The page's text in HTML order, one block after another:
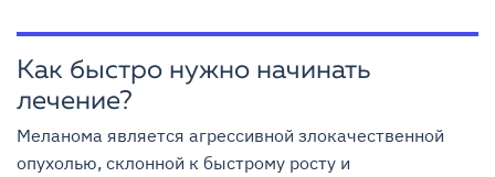
Как быстро нужно начинать
лечение?
Меланома является агрессивной злокачественной
опухолью, склонной к быстрому росту и